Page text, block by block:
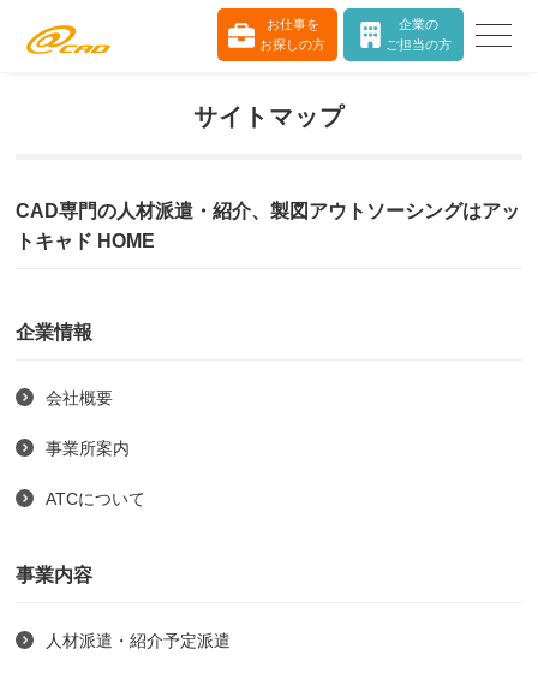
お仕事を
お探しの方
企業の
ご担当の方
サイトマップ
CAD専門の人材派遣・紹介、製図アウトソーシングはアッ
トキャド HOME
企業情報
会社概要
事業所案内
ATCについて
事業内容
人材派遣・紹介予定派遣